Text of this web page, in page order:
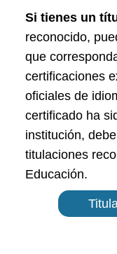
Si tienes un
reconocido,
que
certificaciones
oficiales de
certificado ha
institución,
titulaciones
Educación.